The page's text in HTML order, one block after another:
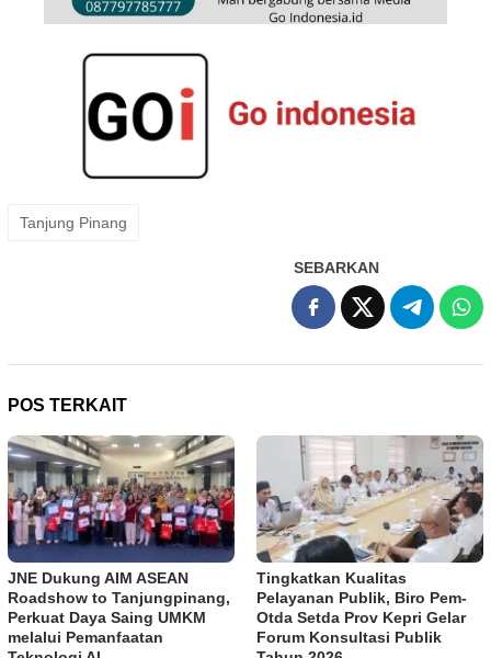
Tanjung Pinang
SEBARKAN
POS TERKAIT
JNE Dukung AIM ASEAN
Roadshow to Tanjungpinang,
Perkuat Daya Saing UMKM
melalui Pemanfaatan
Tingkatkan Kualitas
Pelayanan Publik, Biro Pem-
Otda Setda Prov Kepri Gelar
Forum Konsultasi Publik